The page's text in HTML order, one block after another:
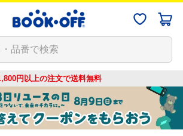
円以上の注文で送料無料